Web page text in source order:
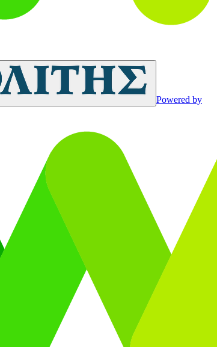
Powered by